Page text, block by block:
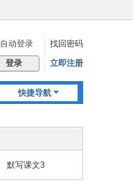
自动登录
找回密码
登录 立即注册
快捷导航
默写课文3